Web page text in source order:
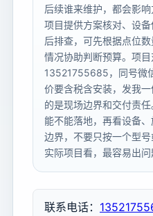
后续谁来维护，都会影
项目提供方案核对、设
后排查，可先根据点位
情况协助判断预算。项目
13521755685，同号微
价要含税含安装，发我
的是现场边界和交付责
能不能落地，再看设备
边界，不要只按一个型
实际项目看，最容易出问
联系电话：